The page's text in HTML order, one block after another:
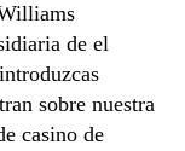
de el
sobre nuestra
casino de